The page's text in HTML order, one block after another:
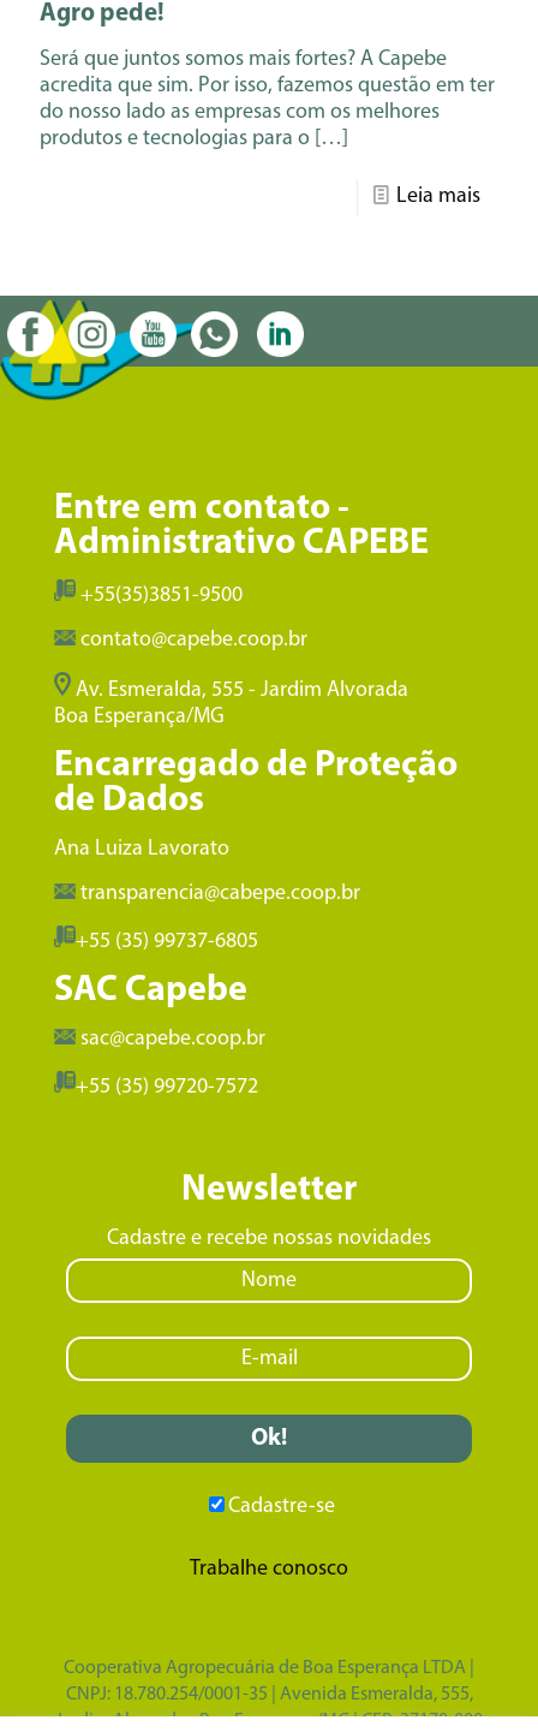
Agro pede!
Será que juntos somos mais fortes? A Capebe
acredita que sim. Por isso, fazemos questão em ter
do nosso lado as empresas com os melhores
produtos e tecnologias para o […]
Leia mais
Entre em contato -
Administrativo CAPEBE
+55(35)3851-9500
contato@capebe.coop.br
Av. Esmeralda, 555 - Jardim Alvorada
Boa Esperança/MG
Encarregado de Proteção
de Dados
Ana Luiza Lavorato
transparencia@cabepe.coop.br
+55 (35) 99737-6805
SAC Capebe
sac@capebe.coop.br
+55 (35) 99720-7572
Newsletter
Cadastre e recebe nossas novidades
Cadastre-se
Trabalhe conosco
Cooperativa Agropecuária de Boa Esperança LTDA |
CNPJ: 18.780.254/0001-35 | Avenida Esmeralda, 555,
Jardim Alvorada - Boa Esperança/MG | CEP: 37170-000